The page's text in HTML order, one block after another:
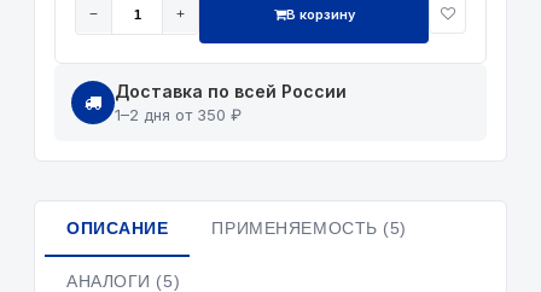
− + В корзину
Доставка по всей России
1–2 дня от 350 ₽
ОПИСАНИЕ ПРИМЕНЯЕМОСТЬ (5)
АНАЛОГИ (5)